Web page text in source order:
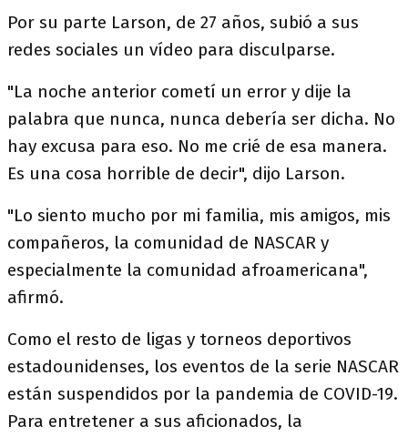
Por su parte Larson, de 27 años, subió a sus
redes sociales un vídeo para disculparse.
"La noche anterior cometí un error y dije la
palabra que nunca, nunca debería ser dicha. No
hay excusa para eso. No me crié de esa manera.
Es una cosa horrible de decir", dijo Larson.
"Lo siento mucho por mi familia, mis amigos, mis
compañeros, la comunidad de NASCAR y
especialmente la comunidad afroamericana",
afirmó.
Como el resto de ligas y torneos deportivos
estadounidenses, los eventos de la serie NASCAR
están suspendidos por la pandemia de COVID-19.
Para entretener a sus aficionados, la